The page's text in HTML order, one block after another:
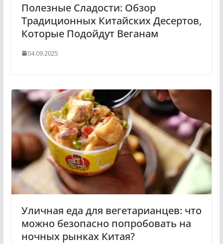
Полезные Сладости: Обзор
Традиционных Китайских Десертов,
Которые Подойдут Веганам
04.09.2025
Уличная еда для вегетарианцев: что
можно безопасно попробовать на
ночных рынках Китая?